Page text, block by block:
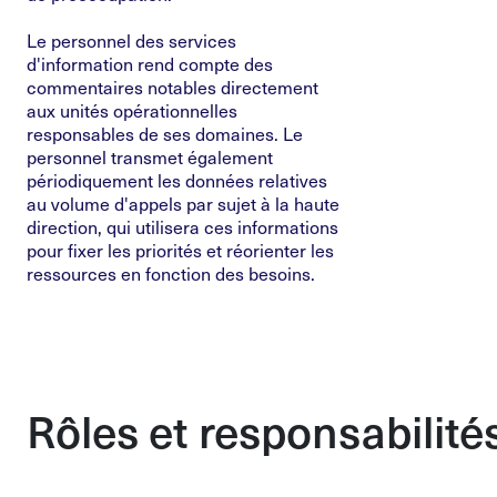
Le personnel des services
d'information rend compte des
commentaires notables directement
aux unités opérationnelles
responsables de ses domaines. Le
personnel transmet également
périodiquement les données relatives
au volume d'appels par sujet à la haute
direction, qui utilisera ces informations
pour fixer les priorités et réorienter les
ressources en fonction des besoins.
Rôles et